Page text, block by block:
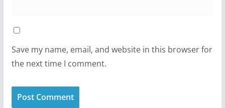
Save my name, email, and website in this browser for
the next time I comment.